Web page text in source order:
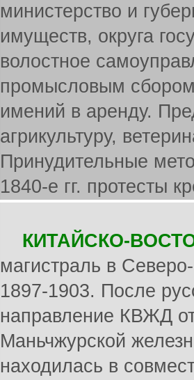
министерство и
имуществ, округа
волостное
промысловым
имений в аренду.
агрикультуру,
Принудительные
1840-е гг. протесты
КИТАЙСКО-
магистраль в
1897-1903. После
направление КВЖД
Маньчжурской
находилась в